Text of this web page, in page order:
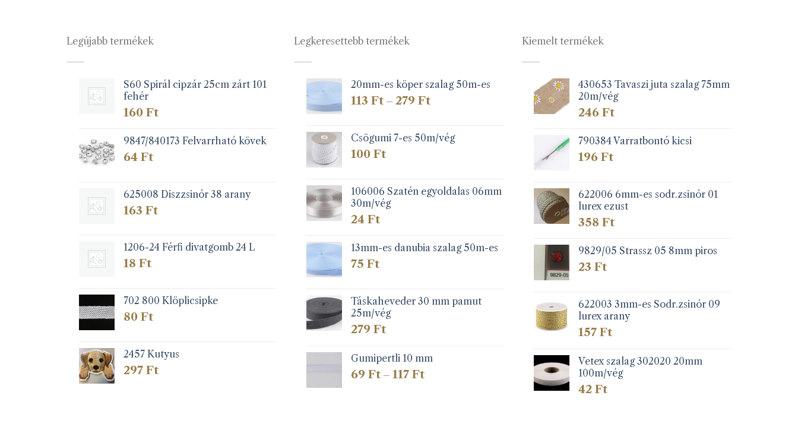
Legújabb termékek
S60 Spirál cipzár 25cm zárt 101
fehér
160 Ft
9847/840173 Felvarrható kövek
64 Ft
625008 Diszzsinór 38 arany
163 Ft
1206-24 Férfi divatgomb 24 L
18 Ft
702 800 Klöplicsipke
80 Ft
2457 Kutyus
297 Ft
Legkeresettebb termékek
20mm-es köper szalag 50m-es
113Ft – 279FtÁrtartomány:
279 Ft
Csögumi 7-es 50m/vég
100Ft
106006 Szatén egyoldalas 06mm
30m/vég
24Ft
13mm-es danubia szalag 50m-es
75Ft
Táskaheveder 30 mm pamut
25m/vég
279Ft
Gumipertli 10 mm
69Ft – 117FtÁrtartomány:
Kiemelt termékek
430653 Tavaszi juta szalag 75mm
20m/vég
246Ft
790384 Varratbontó kicsi
196Ft
622006 6mm-es sodr.zsinór 01
lurex ezust
358Ft
9829/05 Strassz 05 8mm piros
23Ft
622003 3mm-es Sodr.zsinór 09
lurex arany
157Ft
Vetex szalag 302020 20mm
100m/vég
42Ft